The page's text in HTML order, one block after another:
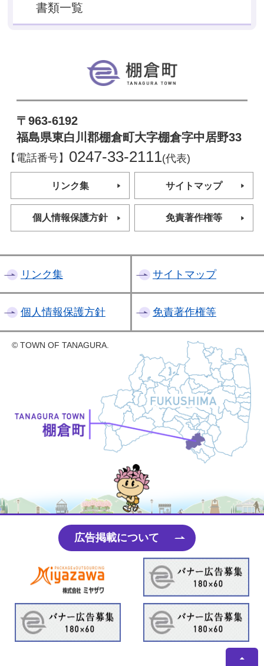
書類一覧
〒963-6192
福島県東白川郡棚倉町大字棚倉字中居野33
【電話番号】 0247-33-2111(代表)
リンク集 サイトマップ
個人情報保護方針 免責著作権等
リンク集 サイトマップ
個人情報保護方針 免責著作権等
© TOWN OF TANAGURA.
広告掲載について